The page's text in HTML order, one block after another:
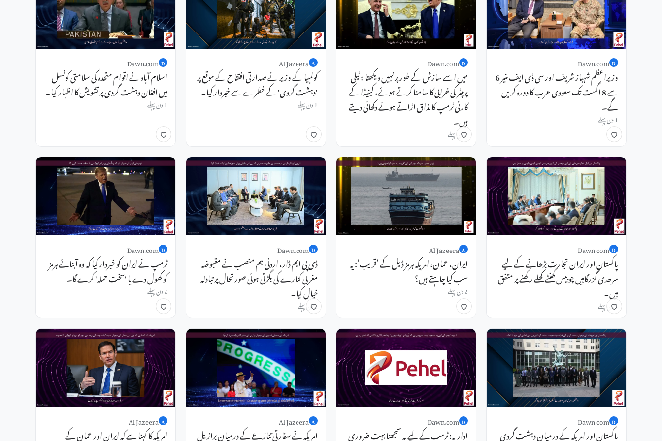
D
Dawn.com
وزیراعظم شہباز شریف اور سی ڈی ایف منیر 6
سے 8 اگست تک سعودی عرب کا دورہ کریں
گے۔
1 دن پہلے
D
Dawn.com
'میں اسے سازش کے طور پر نہیں دیکھتا': ٹیلی
پرمپٹر کی خرابی کا سامنا کرتے ہوئے، کینیڈا کے
کارنی ٹرمپ کا مذاق اڑاتے ہوئے دکھائی دیتے
ہیں۔
1 دن پہلے
A
Al Jazeera
کولمبیا کے وزیر نے صدارتی افتتاح کے موقع پر
'دہشت گردی' کے خطرے سے خبردار کیا۔
1 دن پہلے
D
Dawn.com
اسلام آباد نے اقوام متحدہ کی سلامتی کونسل
میں افغان دہشت گردی پر تشویش کا اظہار کیا۔
1 دن پہلے
D
Dawn.com
پاکستان اور ایران تجارت بڑھانے کے لیے
سرحدی گزرگاہیں چوبیس گھنٹے کھلے رکھنے پر متفق
ہیں۔
1 دن پہلے
A
Al Jazeera
ایران، عمان، امریکہ ہرمز ڈیل کے ’قریب‘: یہ
سب کیا چاہتے ہیں؟
2 دن پہلے
D
Dawn.com
ڈی پی ایم ڈار، اردنی ہم منصب نے مقبوضہ
مغربی کنارے کی بگڑتی ہوئی صورتحال پر تبادلہ
خیال کیا۔
2 دن پہلے
D
Dawn.com
ٹرمپ نے ایران کو خبردار کیا کہ وہ آبنائے ہرمز
کو کھول دے یا 'سخت حملہ' کرے گا۔
2 دن پہلے
D
Dawn.com
پاکستان اور امریکہ کے درمیان دہشت گردی
D
Dawn.com
اداریہ: ٹرمپ کے لیے یہ سمجھنا بہت ضروری
A
Al Jazeera
امریکہ نے سفارتی تنازعے کے درمیان برازیل
A
Al Jazeera
امریکہ کا کہنا ہے کہ ایران اور عمان کے